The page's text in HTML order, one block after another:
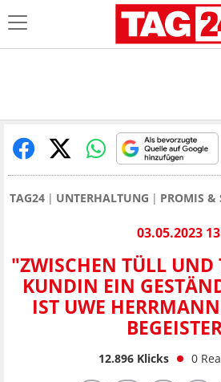
TAG24 UNTERHALTUNG PROMIS &
03.05.2023
"ZWISCHEN TÜLL
KUNDIN EIN
IST UWE
12.896Klicks 0